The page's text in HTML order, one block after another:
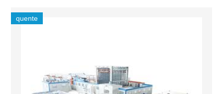
quente